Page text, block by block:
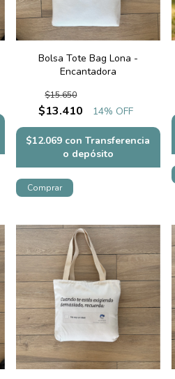
Bolsa Tote Bag Lona -
Encantadora
$13.410
$15.650
14% OFF
$12.069 con Transferencia
o depósito